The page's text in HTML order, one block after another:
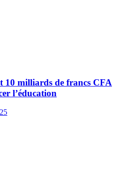
10 milliards de francs CFA
l’éducation